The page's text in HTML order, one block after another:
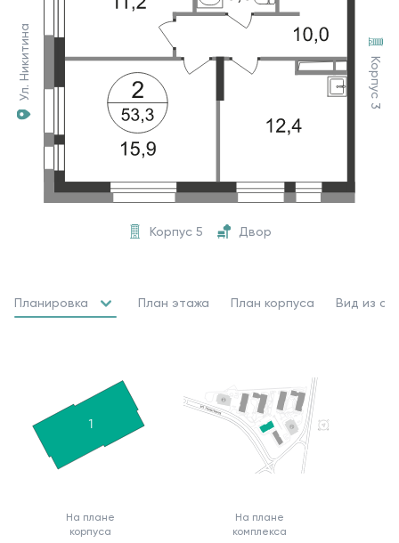
Ул. Никитина Корпус 3
Корпус 5 Двор
Планировка План этажа План корпуса Вид из
На плане
корпуса
На плане
комплекса